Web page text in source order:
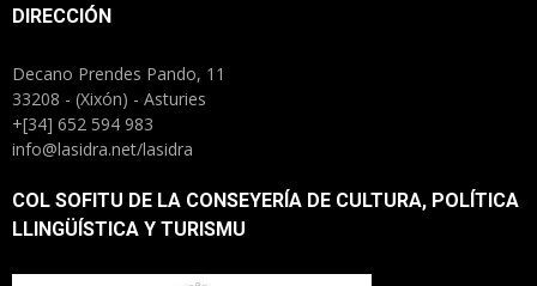
DIRECCIÓN
Decano Prendes Pando, 11
33208 - (Xixón) - Asturies
+[34] 652 594 983
info@lasidra.net/lasidra
COL SOFITU DE LA CONSEYERÍA DE CULTURA, POLÍTICA
LLINGÜÍSTICA Y TURISMU